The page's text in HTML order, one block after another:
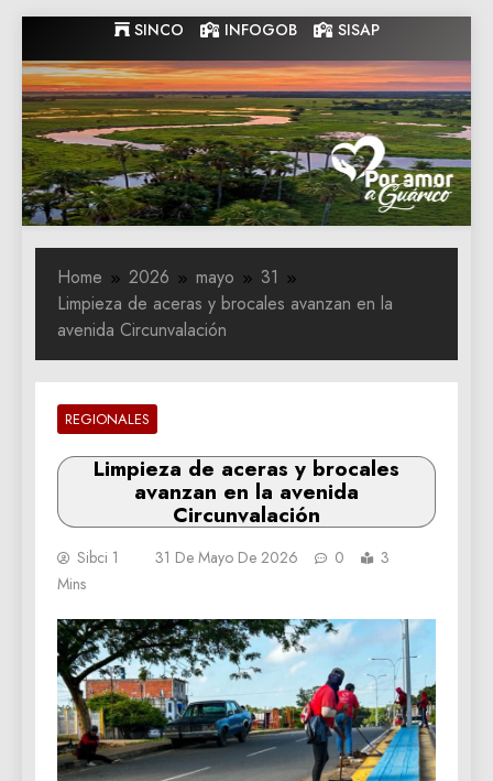
to
content
SINCO INFOGOB SISAP
Gobernacion
de Guarico
Gobernacion de Guarico
Home 2026 mayo
31
Limpieza de aceras y brocales avanzan en la
avenida Circunvalación
REGIONALES
Limpieza de aceras y brocales
avanzan en la avenida
Circunvalación
Sibci 1 31 De Mayo De 2026 0
3
Mins